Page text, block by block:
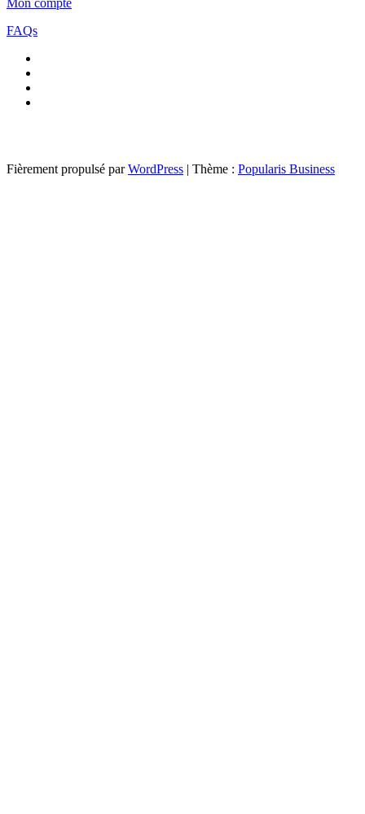
Mon compte
FAQs
Fièrement propulsé parWordPress | Thème : Popularis Business